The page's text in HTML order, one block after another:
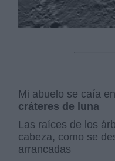
Mi abuelo se caía
cráteres de luna
Las raíces de los
cabeza, como se
arrancadas
link